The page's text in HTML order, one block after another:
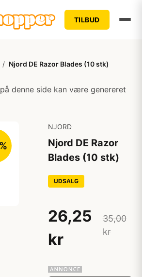
TILBUD
/ Njord DE Razor Blades (10 stk)
denne side kan være genereret
NJORD
Njord DE Razor
Blades (10 stk)
UDSALG
26,25
kr
35,00
kr